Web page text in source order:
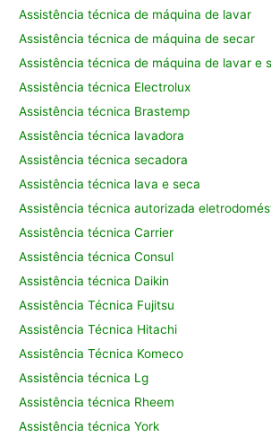
Assistência técnica de máquina de lavar
Assistência técnica de máquina de secar
Assistência técnica de máquina de lavar e
Assistência técnica Electrolux
Assistência técnica Brastemp
Assistência técnica lavadora
Assistência técnica secadora
Assistência técnica lava e seca
Assistência técnica autorizada
Assistência técnica Carrier
Assistência técnica Consul
Assistência técnica Daikin
Assistência Técnica Fujitsu
Assistência Técnica Hitachi
Assistência Técnica Komeco
Assistência técnica Lg
Assistência técnica Rheem
Assistência técnica York